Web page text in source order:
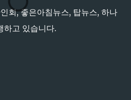
회, 좋은아침뉴스, 탑뉴스, 하나
하고 있습니다.